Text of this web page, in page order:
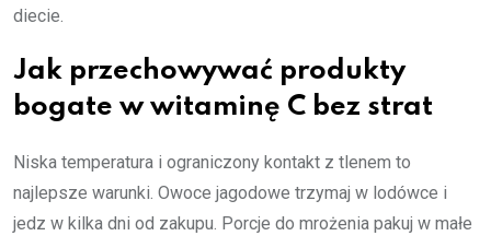
diecie.
Jak przechowywać produkty
bogate w witaminę C bez strat
Niska temperatura i ograniczony kontakt z tlenem to
najlepsze warunki. Owoce jagodowe trzymaj w lodówce i
jedz w kilka dni od zakupu. Porcje do mrożenia pakuj w małe